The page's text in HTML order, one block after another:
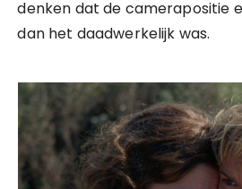
denken dat de camerapositie
dan het daadwerkelijk was.